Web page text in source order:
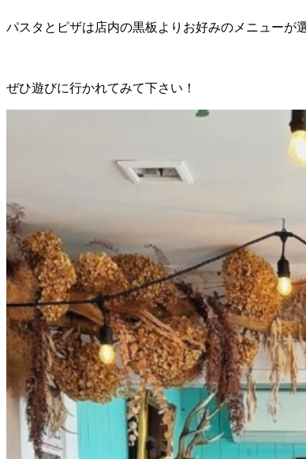
パスタとピザは店内の黒板よりお好みのメニューが
ぜひ遊びに行かれてみて下さい！